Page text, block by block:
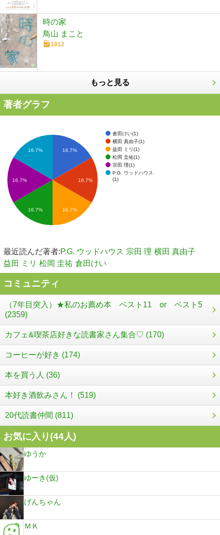
時の家
鳥山 まこと
1812
もっと見る
著者グラフ
倉田けい(1)
横田 真由子(1)
益田 ミリ(1)
松岡 圭祐(1)
宗田 理(1)
P.G. ウッドハウス
(1)
16.7%
16.7%
16.7%
16.7%
16.7% 16.7%
最近読んだ著者:P.G. ウッドハウス 宗田 理 横田 真由子
益田 ミリ 松岡 圭祐 倉田けい
コミュニティ
（7年目突入）★私のお薦め本 ベスト11 or ベスト5
(2359)
カフェ&喫茶店好きな読書家さん集合♡ (170)
コーヒーが好き (174)
本を買う人 (36)
本好き酒飲みさん！ (519)
20代読書仲間 (811)
お気に入り(44人)
ゆうか
ゆーき(仮)
げんちゃん
ＭＫ